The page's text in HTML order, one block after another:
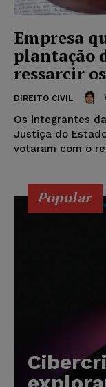
Empresa
plantação
ressarcir
DIREITO CIVIL
Os integrantes
Justiça do
votaram com o
Popular